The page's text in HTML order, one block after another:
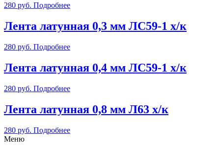
280 руб. Подробнее
Лента латунная 0,3 мм ЛС59-1 х/к
280 руб. Подробнее
Лента латунная 0,4 мм ЛС59-1 х/к
280 руб. Подробнее
Лента латунная 0,8 мм Л63 х/к
280 руб. Подробнее
Меню